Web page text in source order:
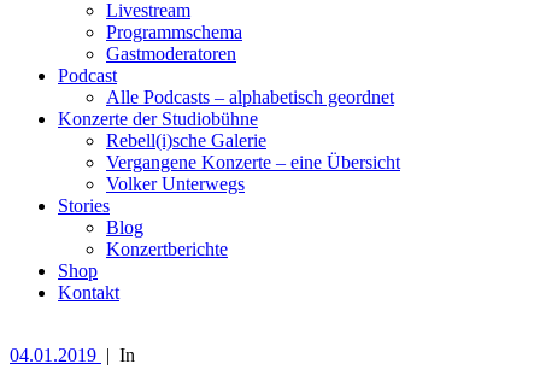
Livestream
Programmschema
Gastmoderatoren
Podcast
Alle Podcasts – alphabetisch geordnet
Konzerte der Studiobühne
Rebell(i)sche Galerie
Vergangene Konzerte – eine Übersicht
Volker Unterwegs
Stories
Blog
Konzertberichte
Shop
Kontakt
04.01.2019 | In